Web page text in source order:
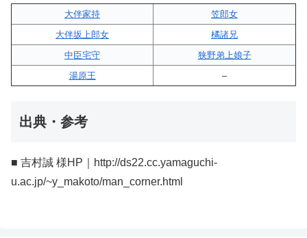
大伴家持
笠郎女
大伴坂上郎女
橘諸兄
中臣宅守
狭野弟上娘子
湯原王
–
出典・参考
■ 吉村誠 様HP｜http://ds22.cc.yamaguchi-
u.ac.jp/~y_makoto/man_corner.html